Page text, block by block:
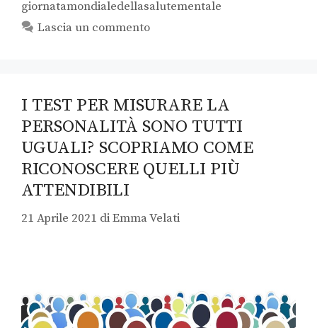
giornatamondialedellasalutementale
Lascia un commento
I TEST PER MISURARE LA
PERSONALITÀ SONO TUTTI
UGUALI? SCOPRIAMO COME
RICONOSCERE QUELLI PIÙ
ATTENDIBILI
21 Aprile 2021 diEmma Velati